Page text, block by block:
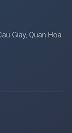
Giay, Quan Hoa